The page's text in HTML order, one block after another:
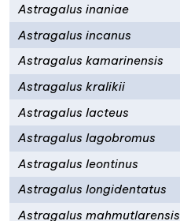
Astragalus inaniae
Astragalus incanus
Astragalus kamarinensis
Astragalus kralikii
Astragalus lacteus
Astragalus lagobromus
Astragalus leontinus
Astragalus longidentatus
Astragalus mahmutlarensis